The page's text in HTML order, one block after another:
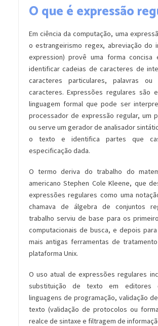
O que é expressão
Em ciência da computação, uma
o estrangeirismo regex, abreviação do
expression) provê uma forma
identificar cadeias de caracteres de
caracteres particulares, palavras
caracteres. Expressões regulares são
linguagem formal que pode ser
processador de expressão regular, um
ou serve um gerador de analisador
o texto e identifica partes que
especificação dada.
O termo deriva do trabalho do
americano Stephen Cole Kleene, que
expressões regulares como uma
chamava de álgebra de conjuntos
trabalho serviu de base para os
computacionais de busca, e depois
mais antigas ferramentas de
plataforma Unix.
O uso atual de expressões regulares
substituição de texto em
linguagens de programação, validação
texto (validação de protocolos ou
realce de sintaxe e filtragem de